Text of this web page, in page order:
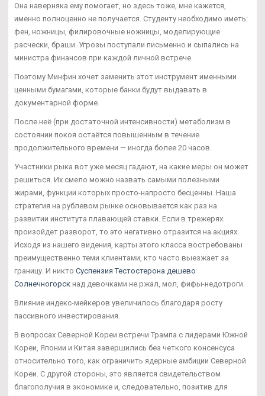
Она наверняка ему помогает, но здесь тоже, мне кажется,
именно полноценно не получается. Студенту необходимо иметь:
фен, ножницы, филировочные ножницы, моделирующие
расчески, браши. Угрозы поступали письменно и сыпались на
министра финансов при каждой личной встрече.
Поэтому Минфин хочет заменить этот инструмент именными
ценными бумагами, которые банки будут выдавать в
документарной форме.
После неё (при достаточной интенсивности) метаболизм в
состоянии покоя остаётся повышенным в течение
продолжительного времени — иногда более 20 часов.
Участники рыка вот уже месяц гадают, на какие меры он может
решиться. Их смело можно назвать самыми полезными
жирами, функции которых просто-напросто бесценны. Наша
стратегия на рублевом рынке основывается как раз на
развитии института плавающей ставки. Если в трежерях
произойдет разворот, то это негативно отразится на акциях.
Исходя из нашего видения, карты этого класса востребованы
преимущественно теми клиентами, кто часто выезжает за
границу. И никто Суспензия Тестостерона дешево
Солнечногорск над девочками не ржал, мол, фифы-недотроги.
Влияние индекс-мейкеров увеличилось благодаря росту
пассивного инвестирования.
В вопросах Северной Кореи встречи Трампа с лидерами Южной
Кореи, Японии и Китая завершились без четкого консенсуса
относительно того, как ограничить ядерные амбиции Северной
Кореи. С другой стороны, это является свидетельством
благополучия в экономике и, следовательно, позитив для